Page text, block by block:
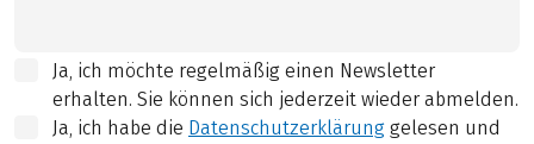
Ja, ich möchte regelmäßig einen Newsletter
erhalten. Sie können sich jederzeit wieder abmelden.
Ja, ich habe die Datenschutzerklärung gelesen und